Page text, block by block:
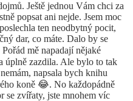
Ještě jednou Vám chci za
popsat ani nejde. Jsem moc
ten neodbytný pocit,
dar, co máte. Dalo by se
mě napadají nějaké
úplně zazdila. Ale bylo to tak
napsala bych knihu
koně 😂. No každopádně
se zvířaty, jste mnohem víc